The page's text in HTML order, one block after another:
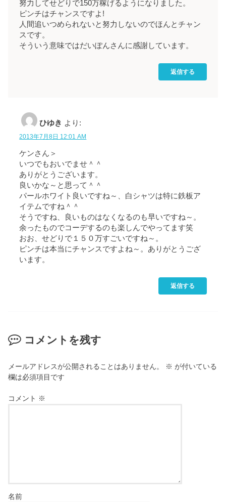
努力してせどりで150万稼げるようになりました。
ピンチはチャンスですよ!
人間追いつめられないと努力しないのでほんとチャン
スです。
そういう意味ではだいぽんさんに感謝しています。
返信する
ひゆき より:
2013年7月8日 12:01 AM
ケンさん＞
いつでもおいでませ＾＾
ありがとうございます。
良いかな～と思って＾＾
パールホワイト良いですね～、白シャツは特に鉄板ア
イテムですね＾＾
そうですね、良いものはなくなるのも早いですね～。
余ったものでコーデするのも楽しんでやってます笑
おお、せどりで１５０万すごいですね～。
ピンチは本当にチャンスですよね～。ありがとうござ
います。
返信する
コメントを残す
メールアドレスが公開されることはありません。 ※ が付いている
欄は必須項目です
コメント ※
名前